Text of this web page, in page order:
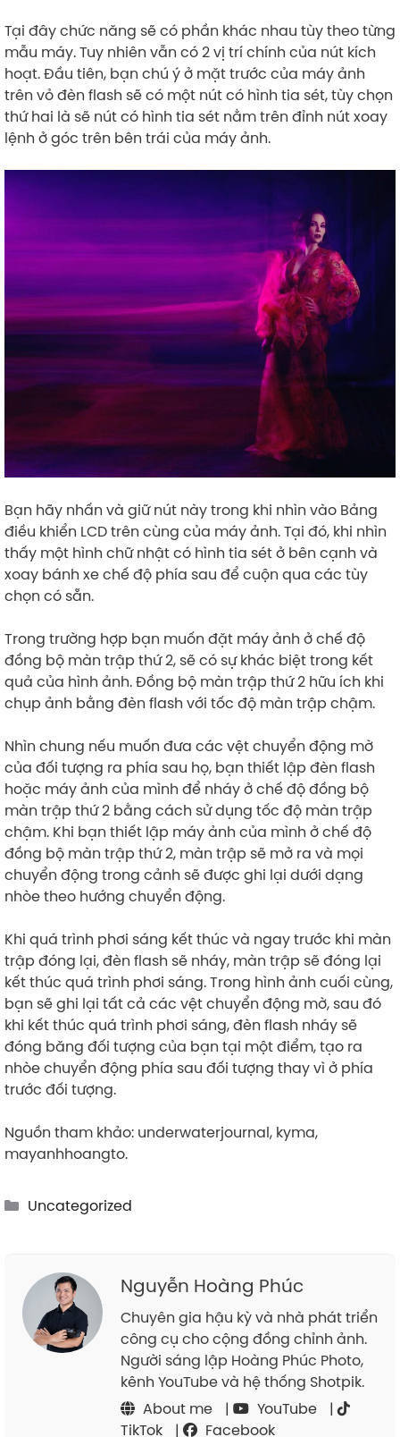
Tại đây chức năng sẽ có phần khác nhau tùy theo từng
mẫu máy. Tuy nhiên vẫn có 2 vị trí chính của nút kích
hoạt. Đầu tiên, bạn chú ý ở mặt trước của máy ảnh
trên vỏ đèn flash sẽ có một nút có hình tia sét, tùy chọn
thứ hai là sẽ nút có hình tia sét nằm trên đỉnh nút xoay
lệnh ở góc trên bên trái của máy ảnh.
Bạn hãy nhấn và giữ nút này trong khi nhìn vào Bảng
điều khiển LCD trên cùng của máy ảnh. Tại đó, khi nhìn
thấy một hình chữ nhật có hình tia sét ở bên cạnh và
xoay bánh xe chế độ phía sau để cuộn qua các tùy
chọn có sẵn.
Trong trường hợp bạn muốn đặt máy ảnh ở chế độ
đồng bộ màn trập thứ 2, sẽ có sự khác biệt trong kết
quả của hình ảnh. Đồng bộ màn trập thứ 2 hữu ích khi
chụp ảnh bằng đèn flash với tốc độ màn trập chậm.
Nhìn chung nếu muốn đưa các vệt chuyển động mờ
của đối tượng ra phía sau họ, bạn thiết lập đèn flash
hoặc máy ảnh của mình để nháy ở chế độ đồng bộ
màn trập thứ 2 bằng cách sử dụng tốc độ màn trập
chậm. Khi bạn thiết lập máy ảnh của mình ở chế độ
đồng bộ màn trập thứ 2, màn trập sẽ mở ra và mọi
chuyển động trong cảnh sẽ được ghi lại dưới dạng
nhòe theo hướng chuyển động.
Khi quá trình phơi sáng kết thúc và ngay trước khi màn
trập đóng lại, đèn flash sẽ nháy, màn trập sẽ đóng lại
kết thúc quá trình phơi sáng. Trong hình ảnh cuối cùng,
bạn sẽ ghi lại tất cả các vệt chuyển động mờ, sau đó
khi kết thúc quá trình phơi sáng, đèn flash nháy sẽ
đóng băng đối tượng của bạn tại một điểm, tạo ra
nhòe chuyển động phía sau đối tượng thay vì ở phía
trước đối tượng.
Nguồn tham khảo: underwaterjournal, kyma,
mayanhhoangto.
Categories
Uncategorized
Nguyễn Hoàng Phúc
Chuyên gia hậu kỳ và nhà phát triển
công cụ cho cộng đồng chỉnh ảnh.
Người sáng lập Hoàng Phúc Photo,
kênh YouTube và hệ thống Shotpik.
About me
| YouTube
|
TikTok
| Facebook